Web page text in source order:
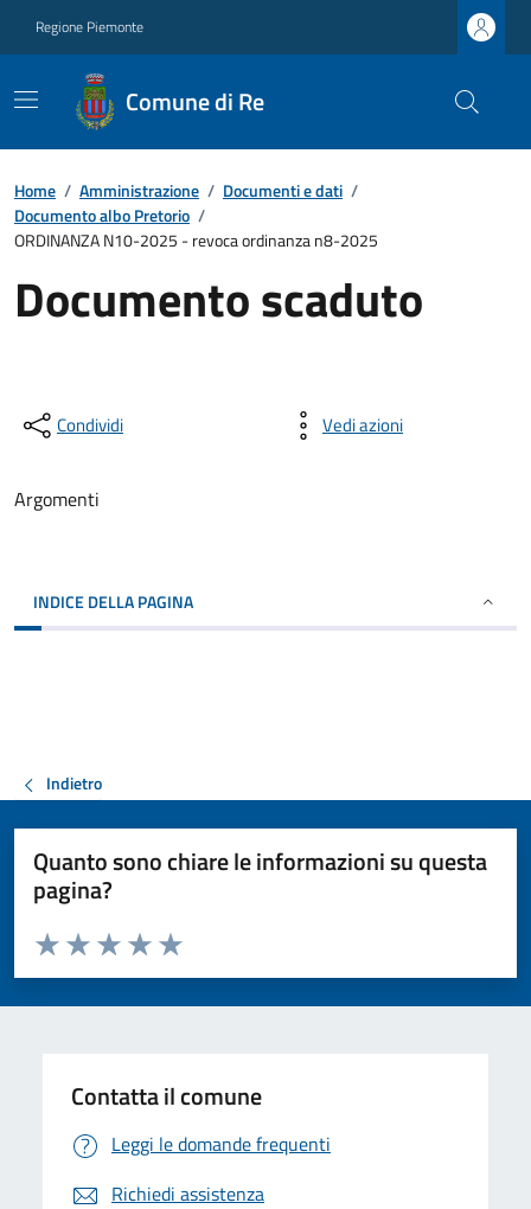
Regione Piemonte
Comune di Re
Home / Amministrazione / Documenti e dati /
Documento albo Pretorio /
ORDINANZA N10-2025 - revoca ordinanza n8-2025
Documento scaduto
Condividi Vedi azioni
Argomenti
INDICE DELLA PAGINA
Indietro
Quanto sono chiare le informazioni su questa
pagina?
Valuta da 1 a 5 stelle la pagina
Valuta 5 stelle su 5
Valuta 4 stelle su 5
Valuta 3 stelle su 5
Valuta 2 stelle su 5
Valuta 1 stelle su 5
Contatta il comune
Leggi le domande frequenti
Richiedi assistenza